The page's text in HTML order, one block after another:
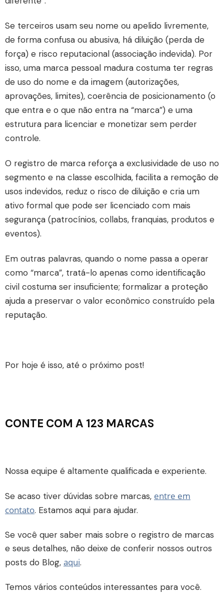
Se terceiros usam seu nome ou apelido livremente,
de forma confusa ou abusiva, há diluição (perda de
força) e risco reputacional (associação indevida). Por
isso, uma marca pessoal madura costuma ter regras
de uso do nome e da imagem (autorizações,
aprovações, limites), coerência de posicionamento (o
que entra e o que não entra na “marca”) e uma
estrutura para licenciar e monetizar sem perder
controle.
O registro de marca reforça a exclusividade de uso no
segmento e na classe escolhida, facilita a remoção de
usos indevidos, reduz o risco de diluição e cria um
ativo formal que pode ser licenciado com mais
segurança (patrocínios, collabs, franquias, produtos e
eventos).
Em outras palavras, quando o nome passa a operar
como “marca”, tratá-lo apenas como identificação
civil costuma ser insuficiente; formalizar a proteção
ajuda a preservar o valor econômico construído pela
reputação.
Por hoje é isso, até o próximo post!
CONTE COM A 123 MARCAS
Nossa equipe é altamente qualificada e experiente.
Se acaso tiver dúvidas sobre marcas, entre em
contato. Estamos aqui para ajudar.
Se você quer saber mais sobre o registro de marcas
e seus detalhes, não deixe de conferir nossos outros
posts do Blog, aqui.
Temos vários conteúdos interessantes para você.